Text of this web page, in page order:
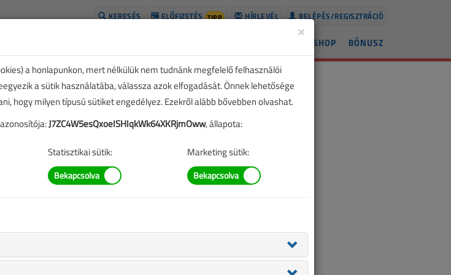
BELÉPÉS/REGISZTRÁCIÓ
HÍRLEVÉL
ELŐFIZETÉS TIPP
KERESÉS
BÓNUSZ
SHOP
×
a honlapunkon, mert nélkülük nem tudnánk megfelelő felhasználói
a sütik használatába, válassza azok elfogadását. Önnek lehetősége
hogy milyen típusú sütiket engedélyez. Ezekről alább bővebben olvashat.
J7ZC4W5esQxoeISHIqkWk64XKRjmOww, állapota:
Statisztikai sütik: Marketing sütik: